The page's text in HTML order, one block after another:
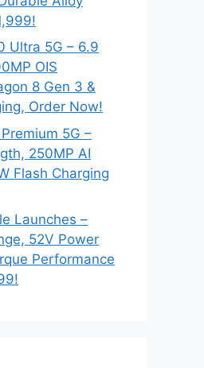
Ultra 5G – 6.9
OIS
8 Gen 3 &
Order Now!
5G –
250MP AI
Flash Charging
Launches –
52V Power
Performance